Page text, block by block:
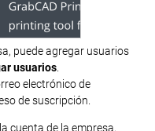
puede agregar usuarios
usuarios
electrónico de
de suscripción.
cuenta de la empresa,